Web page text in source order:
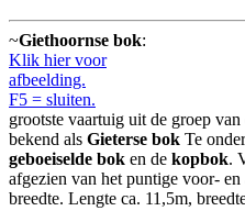
~Giethoornse bok:
Klik hier voor
afbeelding.
F5 = sluiten.
grootste vaartuig uit de groep van
bekend als Gieterse bok Te
geboeiselde bok en de kopbok.
afgezien van het puntige voor- en
breedte. Lengte ca. 11,5m,